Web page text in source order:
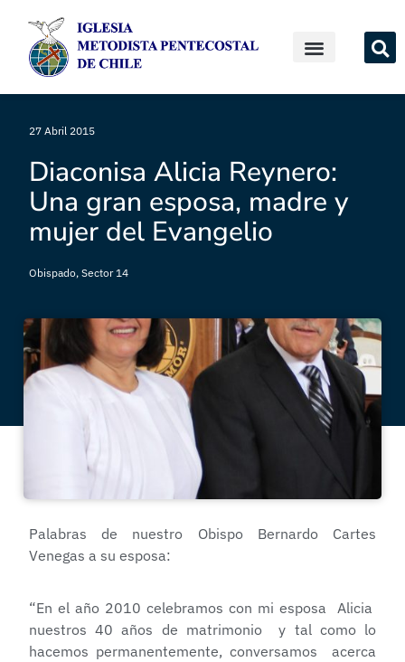
27 Abril 2015
Diaconisa Alicia Reynero:
Una gran esposa, madre y
mujer del Evangelio
Obispado, Sector 14
Palabras de nuestro Obispo Bernardo Cartes
Venegas a su esposa:
“En el año 2010 celebramos con mi esposa Alicia
nuestros 40 años de matrimonio y tal como lo
hacemos permanentemente, conversamos acerca